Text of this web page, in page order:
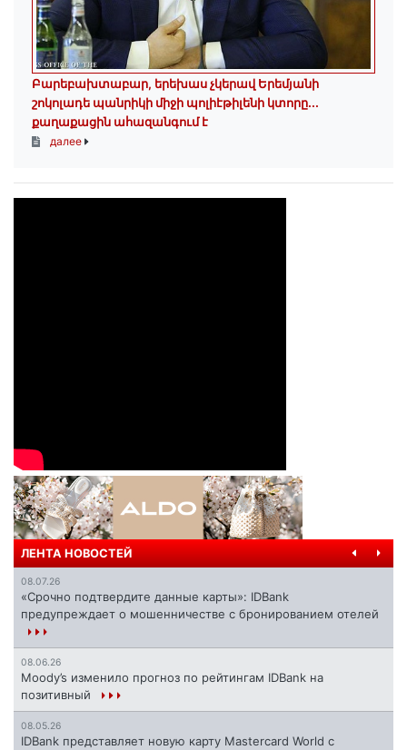
Բարեբախտաբար, երեխաս չկերավ Երեմյանի
շոկոլադե պանրիկի միջի պոլիէթիլենի կտորը․․․
քաղաքացին ահազանգում է
далее
ЛЕНТА НОВОСТЕЙ
08.07.26
«Срочно подтвердите данные карты»: IDBank
предупреждает о мошенничестве с бронированием отелей
08.06.26
Moody’s изменило прогноз по рейтингам IDBank на
позитивный
08.05.26
IDBank представляет новую карту Mastercard World с